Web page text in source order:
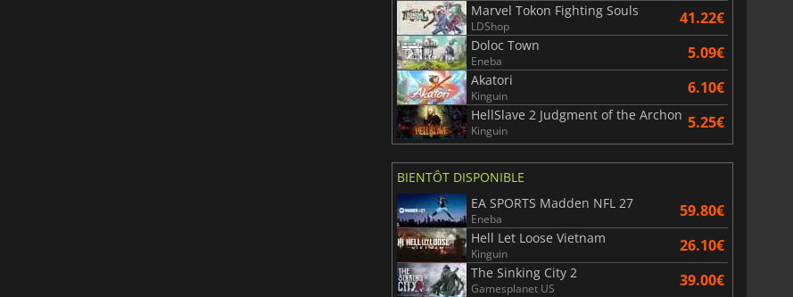
Marvel Tokon Fighting Souls
LDShop 41.22€
Doloc Town
Eneba 5.09€
Akatori
Kinguin 6.10€
HellSlave 2 Judgment of the Archon
Kinguin 5.25€
BIENTÔT DISPONIBLE
EA SPORTS Madden NFL 27
Eneba 59.80€
Hell Let Loose Vietnam
Kinguin 26.10€
The Sinking City 2
Gamesplanet US 39.00€